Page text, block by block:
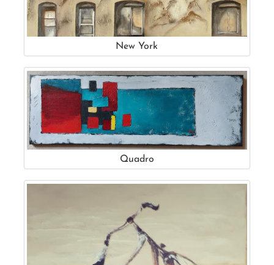
New York
Quadro